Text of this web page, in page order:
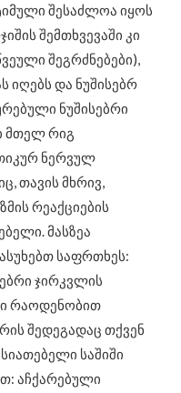
შესაძლოა იყოს
შემთხვევაში კი
შეგრძნებები),
იღებს და ნუშისებრ
ნუშისებრი
მთელ რიგ
ნერვულ
თავის მხრივ,
რეაქციების
მასზეა
საფრთხეს:
ჯირკვლის
რაოდენობით
შედეგადაც თქვენ
საშიში
აჩქარებული